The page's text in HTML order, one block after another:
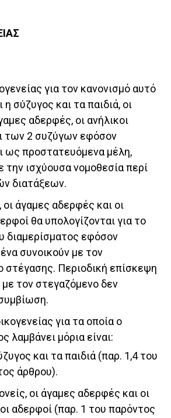
για τον κανονισμό αυτό
σύζυγος και τα παιδιά, οι
αδερφές, οι ανήλικοι
των 2 συζύγων εφόσον
ως προστατευόμενα μέλη,
ισχύουσα νομοθεσία περί
διατάξεων.
οι άγαμες αδερφές και οι
θα υπολογίζονται για το
διαμερίσματος εφόσον
συνοικούν με τον
στέγασης. Περιοδική επίσκεψη
με τον στεγαζόμενο δεν
για τα οποία ο
λαμβάνει μόρια είναι:
και τα παιδιά (παρ. 1,4 του
άρθρου).
οι άγαμες αδερφές και οι
αδερφοί (παρ. 1 του παρόντος